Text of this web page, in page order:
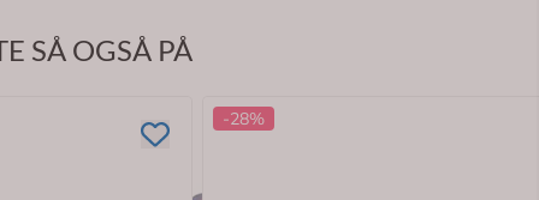
SÅ OGSÅ PÅ
-28%